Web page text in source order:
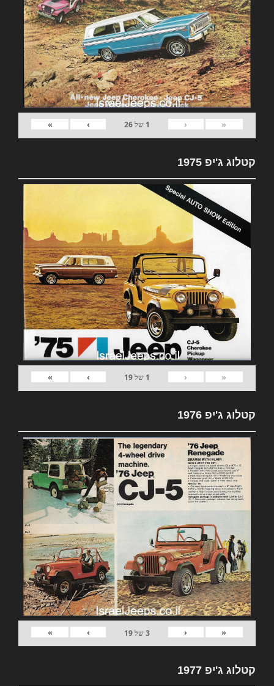
«
‹
1 של26
›
»
קטלוג ג'יפ 1975
«
‹
1 של19
›
»
קטלוג ג'יפ 1976
«
‹
3של19
›
»
קטלוג ג'יפ 1977